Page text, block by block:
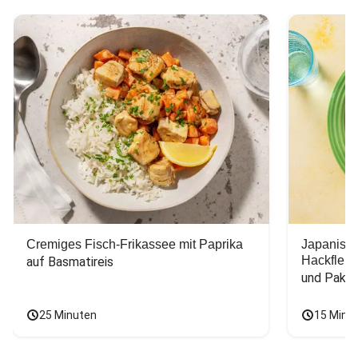
Cremiges Fisch-Frikassee mit Paprika
auf Basmatireis
25 Minuten
und Pak
15